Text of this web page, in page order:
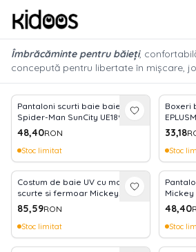
Îmbrăcăminte pentru băieți,
concepută pentru libertate în mișcare,
practic în fiecare zi.De la aventurile din
momentele de relaxare, colecția
calitate cu designuri moderne, fiind
energia inepuizabilă a micuțului tău erou.
Pantaloni scurti baie baieti
Spider-Man SunCity UE1892
48,40RON
Stoc limitat
Boxeri
33,18
Stoc
Costum de baie UV cu maneci
scurte si fermoar Mickey
EPLUSM EPMDISMFB5244A529
85,59RON
Stoc limitat
Mickey
48,40
Stoc